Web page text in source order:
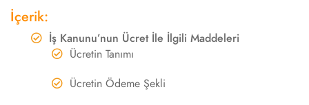
İçerik:
İş Kanunu’nun Ücret İle İlgili Maddeleri
Ücretin Tanımı
Ücretin Ödeme Şekli